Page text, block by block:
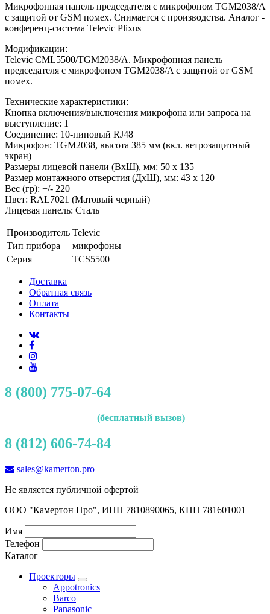
Микрофонная панель председателя с микрофоном TGM2038/A
с защитой от GSM помех. Снимается с производства. Аналог -
конференц-система Televic Plixus
Модификации:
Televic CML5500/TGM2038/A. Микрофонная панель
председателя с микрофоном TGM2038/A с защитой от GSM
помех.
Технические характеристики:
Кнопка включения/выключения микрофона или запроса на
выступление: 1
Соединение: 10-пиновый RJ48
Микрофон: TGM2038, высота 385 мм (вкл. ветрозащитный
экран)
Размеры лицевой панели (ВхШ), мм: 50 x 135
Размер монтажного отверстия (ДхШ), мм: 43 х 120
Вес (гр): +/- 220
Цвет: RAL7021 (Матовый черный)
Лицевая панель: Сталь
Производитель Televic
Тип прибора
микрофоны
Серия
TCS5500
Доставка
Обратная связь
Оплата
Контакты
8 (800) 775-07-64
(бесплатный вызов)
8 (812) 606-74-84
sales@kamerton.pro
Не является публичной офертой
ООО "Камертон Про", ИНН 7810890065, КПП 781601001
Имя
Телефон
Каталог
Проекторы
Appotronics
Barco
Panasonic